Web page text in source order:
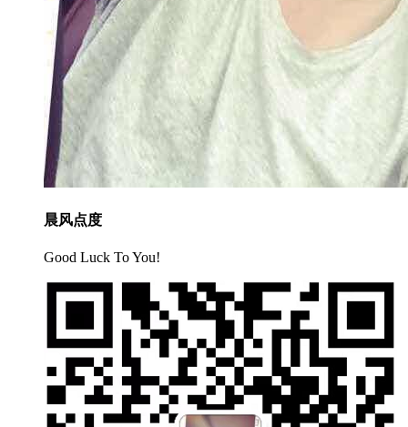
晨风点度
Good Luck To You!